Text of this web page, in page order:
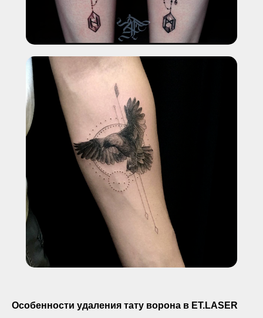
Особенности удаления тату ворона в ET.LASER